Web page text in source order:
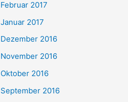
Februar 2017
Januar 2017
Dezember 2016
November 2016
Oktober 2016
September 2016